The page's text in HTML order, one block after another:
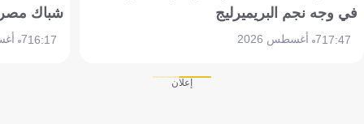
في وجه نجم البريميرليج
17:477 أغسطس 2026
شباك
16:177 أغسطس 2026
إعلان